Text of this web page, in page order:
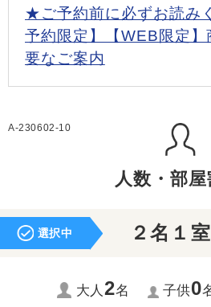
★ご予約前に必ずお読み
予約限定】【WEB限定】
要なご案内
A-230602-10
人数・部屋
選択中 ２名１室
大人2名 子供0